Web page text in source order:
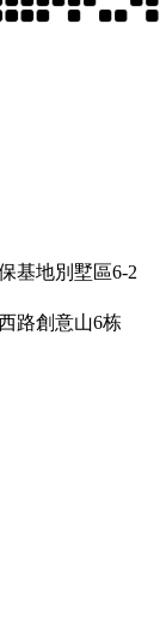
基地別墅區6-2
路創意山6栋